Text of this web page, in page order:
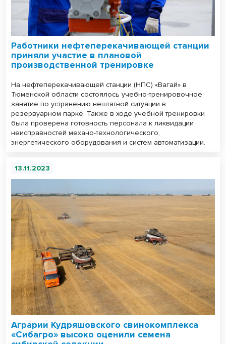
Работники нефтеперекачивающей станции
приняли участие в плановой
производственной тренировке
На нефтеперекачивающей станции (НПС) «Вагай» в
Тюменской области состоялось учебно-тренировочное
занятие по устранению нештатной ситуации в
резервуарном парке. Также в ходе учебной тренировки
была проверена готовность персонала к ликвидации
неисправностей механо-технологического,
энергетического оборудования и систем автоматизации.
13.11.2023
Аграрии Кудряшовского свинокомплекса
«Сибагро» высоко оценили семена